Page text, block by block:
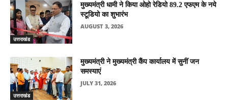
उत्तराखंड
मुख्यमंत्री धामी ने किया ओहो रेडियो 89.2 एफएम के नये
स्टूडियो का शुभारंभ
AUGUST 3, 2026
उत्तराखंड
मुख्यमंत्री ने मुख्यमंत्री कैंप कार्यालय में सुनीं जन
समस्याएं
JULY 31, 2026